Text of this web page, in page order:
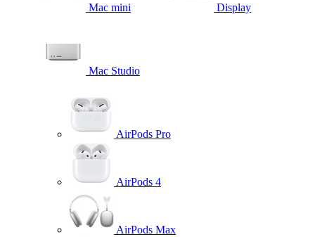
Mac mini Display
Mac Studio
AirPods Pro
AirPods 4
AirPods Max